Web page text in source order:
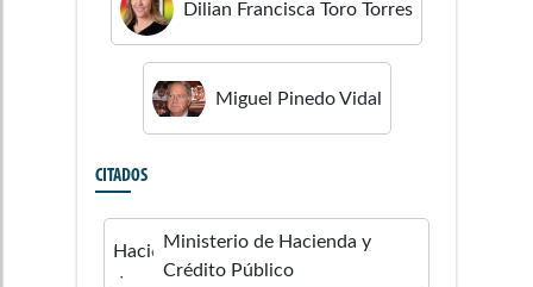
Dilian Francisca Toro Torres
Miguel Pinedo Vidal
CITADOS
Ministerio de Hacienda y
Crédito Público